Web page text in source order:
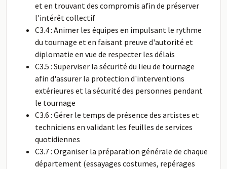
et en trouvant des compromis afin de préserver
l'intérêt collectif
C3.4 : Animer les équipes en impulsant le rythme
du tournage et en faisant preuve d'autorité et
diplomatie en vue de respecter les délais
C3.5 : Superviser la sécurité du lieu de tournage
afin d'assurer la protection d'interventions
extérieures et la sécurité des personnes pendant
le tournage
C3.6 : Gérer le temps de présence des artistes et
techniciens en validant les feuilles de services
quotidiennes
C3.7 : Organiser la préparation générale de chaque
département (essayages costumes, repérages